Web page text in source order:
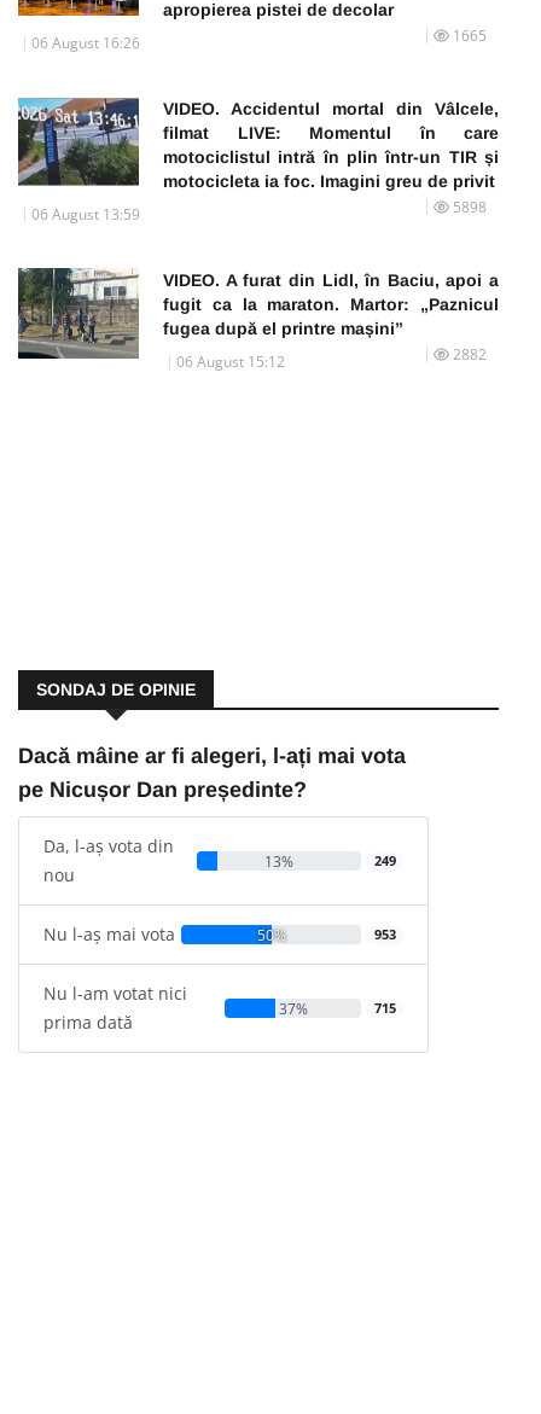
apropierea pistei de decolar
06 August 16:26 1665
VIDEO. Accidentul mortal din Vâlcele,
filmat LIVE: Momentul în care
motociclistul intră în plin într-un TIR și
motocicleta ia foc. Imagini greu de privit
06 August 13:59 5898
VIDEO. A furat din Lidl, în Baciu, apoi a
fugit ca la maraton. Martor: „Paznicul
fugea după el printre mașini”
06 August 15:12 2882
SONDAJ DE OPINIE
Dacă mâine ar fi alegeri, l-ați mai vota
pe Nicușor Dan președinte?
Da, l-aș vota din
nou
13% 249
Nu l-aș mai vota 50% 953
Nu l-am votat nici
prima dată
37% 715